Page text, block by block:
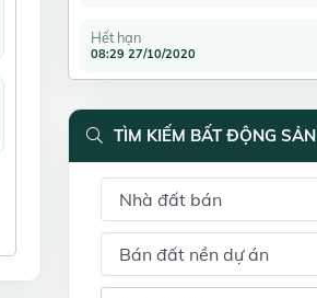
Hết hạn
08:29 27/10/2020
TÌM KIẾM BẤT ĐỘNG SẢN